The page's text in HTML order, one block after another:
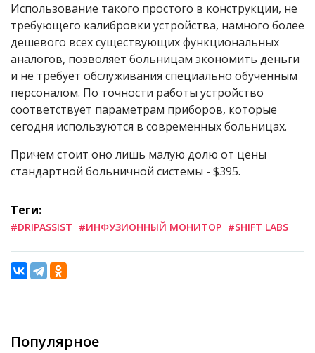
Использование такого простого в конструкции, не
требующего калибровки устройства, намного более
дешевого всех существующих функциональных
аналогов, позволяет больницам экономить деньги
и не требует обслуживания специально обученным
персоналом. По точности работы устройство
соответствует параметрам приборов, которые
сегодня используются в современных больницах.
Причем стоит оно лишь малую долю от цены
стандартной больничной системы - $395.
Теги:
#DRIPASSIST #ИНФУЗИОННЫЙ МОНИТОР #SHIFT LABS
Популярное